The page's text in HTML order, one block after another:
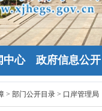
中心 政府信息公开
> 部门公开目录 > 口岸管理局